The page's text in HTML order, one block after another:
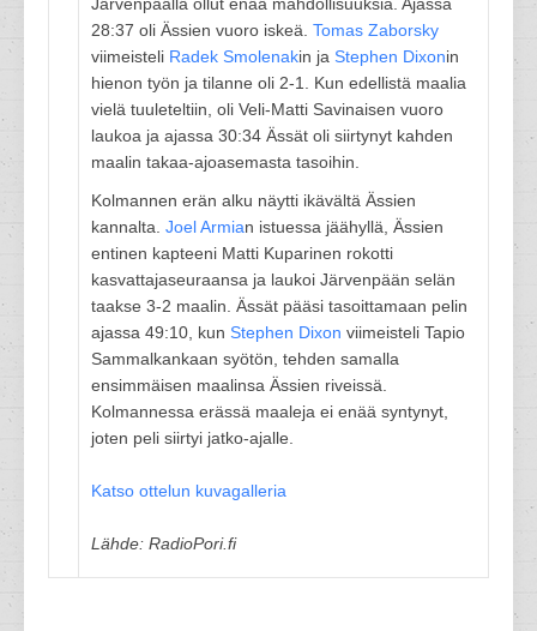
28:37 oli Ässien vuoro iskeä. Tomas Zaborsky
viimeisteli Radek Smolenakin ja Stephen Dixonin
hienon työn ja tilanne oli 2-1. Kun edellistä maalia
vielä tuuleteltiin, oli Veli-Matti Savinaisen vuoro
laukoa ja ajassa 30:34 Ässät oli siirtynyt kahden
maalin takaa-ajoasemasta tasoihin.
Kolmannen erän alku näytti ikävältä Ässien
kannalta. Joel Armian istuessa jäähyllä, Ässien
entinen kapteeni Matti Kuparinen rokotti
kasvattajaseuraansa ja laukoi Järvenpään selän
taakse 3-2 maalin. Ässät pääsi tasoittamaan pelin
ajassa 49:10, kun Stephen Dixon viimeisteli Tapio
Sammalkankaan syötön, tehden samalla
ensimmäisen maalinsa Ässien riveissä.
Kolmannessa erässä maaleja ei enää syntynyt,
joten peli siirtyi jatko-ajalle.
Katso ottelun kuvagalleria
Lähde: RadioPori.fi